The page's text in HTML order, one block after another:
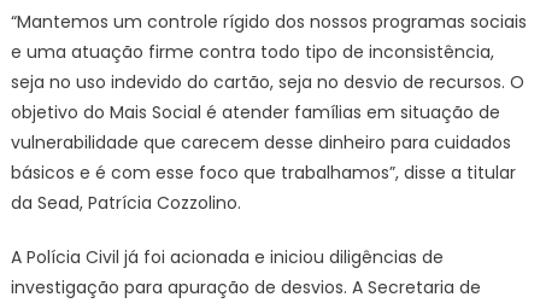
canal
de
–
de
Noticias
Mato
“Mantemos um controle rígido dos nossos programas sociais
e uma atuação firme contra todo tipo de inconsistência,
seja no uso indevido do cartão, seja no desvio de recursos. O
objetivo do Mais Social é atender famílias em situação de
vulnerabilidade que carecem desse dinheiro para cuidados
básicos e é com esse foco que trabalhamos”, disse a titular
da Sead, Patrícia Cozzolino.
A Polícia Civil já foi acionada e iniciou diligências de
investigação para apuração de desvios. A Secretaria de